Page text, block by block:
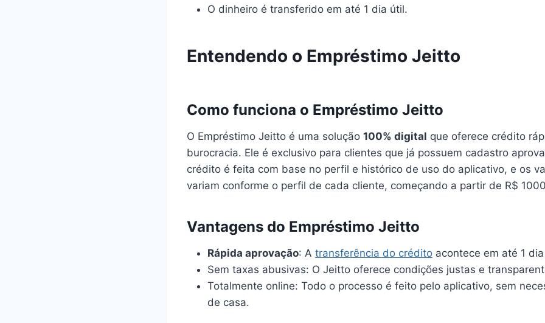
O dinheiro é transferido em até 1 dia útil.
Entendendo o Empréstimo Jeitto
Como funciona o Empréstimo Jeitto
O Empréstimo Jeitto é uma solução 100% digital que oferece crédito
burocracia. Ele é exclusivo para clientes que já possuem cadastro
crédito é feita com base no perfil e histórico de uso do aplicativo, e os
variam conforme o perfil de cada cliente, começando a partir de R$
Vantagens do Empréstimo Jeitto
Rápida aprovação: A transferência do crédito acontece em até 1
Sem taxas abusivas: O Jeitto oferece condições justas e
Totalmente online: Todo o processo é feito pelo aplicativo, sem
de casa.